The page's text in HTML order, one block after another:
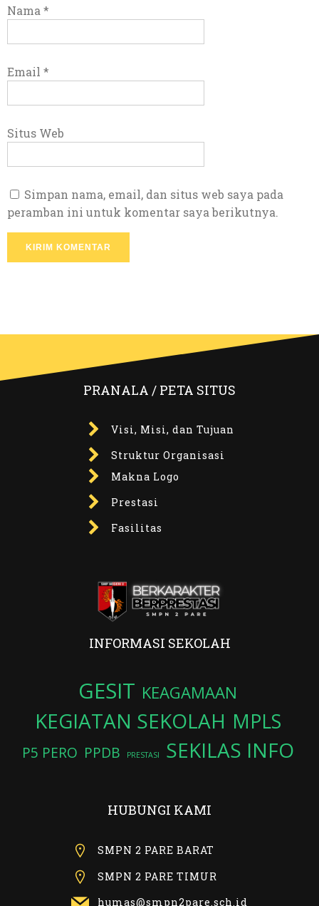
Nama *
Email *
Situs Web
Simpan nama, email, dan situs web saya pada
peramban ini untuk komentar saya berikutnya.
PRANALA / PETA SITUS
Visi, Misi, dan Tujuan
Struktur Organisasi
Makna Logo
Prestasi
Fasilitas
INFORMASI SEKOLAH
GESIT KEAGAMAAN
KEGIATAN SEKOLAH MPLS
P5 PERO PPDB PRESTASI SEKILAS INFO
HUBUNGI KAMI
SMPN 2 PARE BARAT
SMPN 2 PARE TIMUR
humas@smpn2pare.sch.id